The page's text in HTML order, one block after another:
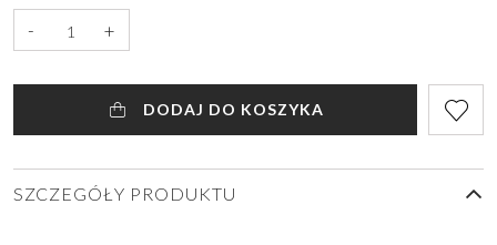
- +
DODAJ DO KOSZYKA
SZCZEGÓŁY PRODUKTU